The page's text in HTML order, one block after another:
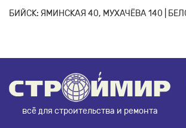
БИЙСК: ЯМИНСКАЯ 40, МУХАЧЁВА 140 |
всё для строительства и ремонта